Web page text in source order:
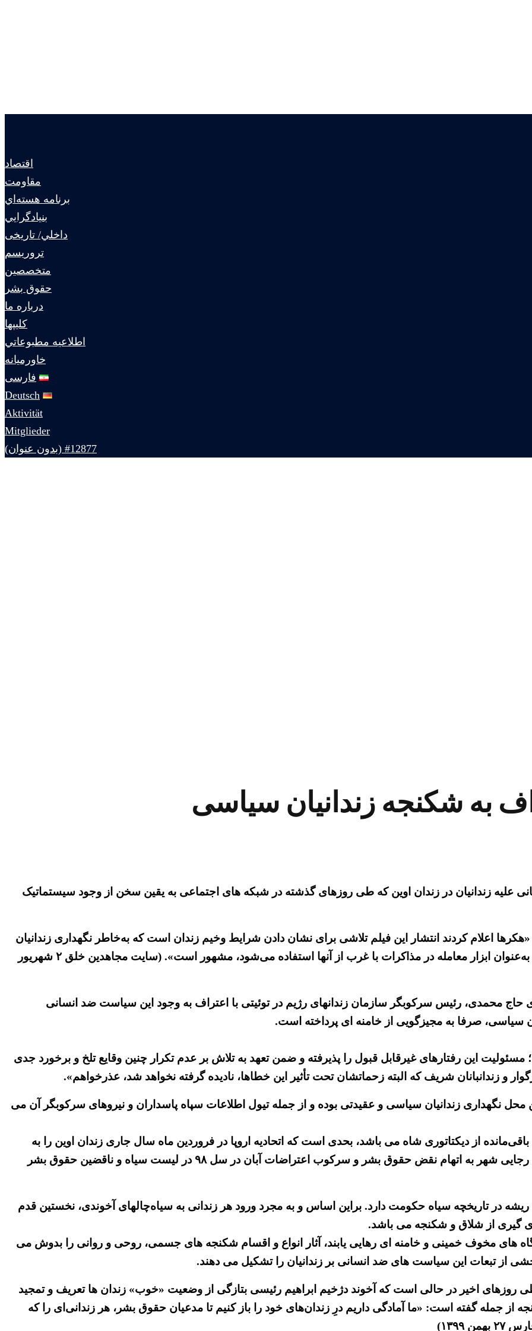
اقتصاد
مقاومت
برنامه هسته‌اي
بنيادگرايي
داخلي/ تاریخی
تروريسم
متخصصين
حقوق بشر
درباره ما
كليپها
اطلاعيه مطبوعاتي
خاورميانه
فارسی
Deutsch
Aktivität
Mitglieder
#12877 (بدون عنوان)
به شکنجه زندانیان سیاسی
علیه زندانیان در زندان اوین که طی روزهای گذشته در شبکه های اجتماعی به یقین سخن از وجود سیستماتیک
اعلام کردند انتشار این فیلم تلاشی برای نشان دادن شرایط وخیم زندان است که به‌خاطر نگهداری زندانیان
سیاسی و افرادی که با خارج از کشور ارتباط دارند و اغلب به‌عنوان ابزار معامله در مذاکرات با غرب از آنها استفاده می‌شود، مشهور است». (سایت مجاهدین خلق ۲ شهریور
حاج محمدی، رئیس سرکوبگر سازمان زندانهای رژیم در توئیتی با اعتراف به وجود این سیاست ضد انسانی
سیاسی، صرفا به مجیزگویی از خامنه ای پرداخته است.
این رفتارهای غیرقابل قبول را پذیرفته و ضمن تعهد به تلاش بر عدم تکرار چنین وقایع تلخ و برخورد جدی
و زندانبانان شریف که البته زحماتشان تحت تأثیر این خطاها، نادیده گرفته نخواهد شد، عذرخواهم».
نگهداری زندانیان سیاسی و عقیدتی بوده و از جمله تیول اطلاعات سپاه پاسداران و نیروهای سرکوبگر آن می
باقی‌مانده از دیکتاتوری شاه می باشد، بحدی است که اتحادیه اروپا در فروردین ماه سال جاری زندان اوین را به
همراه زندان مرکزی تهران بزرگ (زندان فشافویه) و زندان رجایی شهر به اتهام نقض حقوق بشر و سرکوب اعتراضات آبان در سل ۹۸ در لیست سیاه و ناقضین حقوق بشر
در تاریخچه سیاه حکومت دارد. براین اساس و به مجرد ورود هر زندانی به سیاه‌چالهای آخوندی، نخستین قدم
گیری از شلاق و شکنجه می باشد.
های مخوف خمینی و خامنه ای رهایی یابند، آثار انواع و اقسام شکنجه های جسمی، روحی و روانی را بدوش می
تبعات این سیاست های ضد انسانی بر زندانیان را تشکیل می دهند.
روزهای اخیر در حالی است که آخوند دژخیم ابراهیم رئیسی بتازگی از وضعیت «خوب» زندان ها تعریف و تمجید
جمله گفته است: «ما آمادگی داریم درِ زندان‌های خود را باز کنیم تا مدعیان حقوق بشر، هر زندانی‌ای را که
۱۳۹۹)